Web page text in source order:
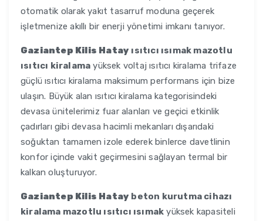
otomatik olarak yakıt tasarruf moduna geçerek
işletmenize akıllı bir enerji yönetimi imkanı tanıyor.
Gaziantep Kilis Hatay ısıtıcı ısımak mazotlu
ısıtıcı kiralama yüksek voltaj ısıtıcı kiralama trifaze
güçlü ısıtıcı kiralama maksimum performans için bize
ulaşın. Büyük alan ısıtıcı kiralama kategorisindeki
devasa ünitelerimiz fuar alanları ve geçici etkinlik
çadırları gibi devasa hacimli mekanları dışarıdaki
soğuktan tamamen izole ederek binlerce davetlinin
konfor içinde vakit geçirmesini sağlayan termal bir
kalkan oluşturuyor.
Gaziantep Kilis Hatay beton kurutma cihazı
kiralama mazotlu ısıtıcı ısımak yüksek kapasiteli